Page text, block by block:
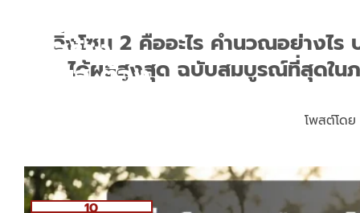
วิ่งโซน 2 คืออะไร คำนวณอย่างไร
ได้ผลสูงสุด ฉบับสมบูรณ์ที่สุดใน
โพสต์โดย
10